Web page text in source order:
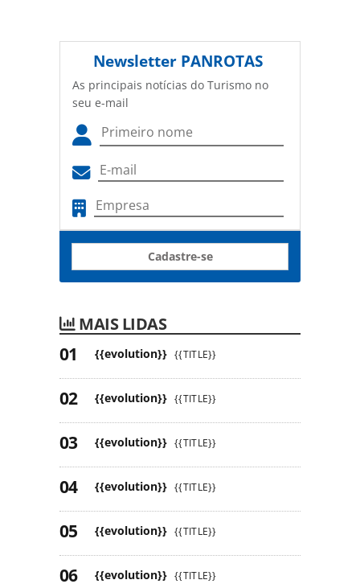
Newsletter PANROTAS
As principais notícias do Turismo no
seu e-mail
Cadastre-se
MAIS LIDAS
{{evolution}} {{TITLE}}
{{evolution}} {{TITLE}}
{{evolution}} {{TITLE}}
{{evolution}} {{TITLE}}
{{evolution}} {{TITLE}}
{{evolution}} {{TITLE}}